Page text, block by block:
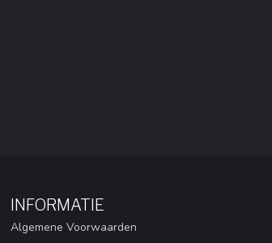
INFORMATIE
Algemene Voorwaarden